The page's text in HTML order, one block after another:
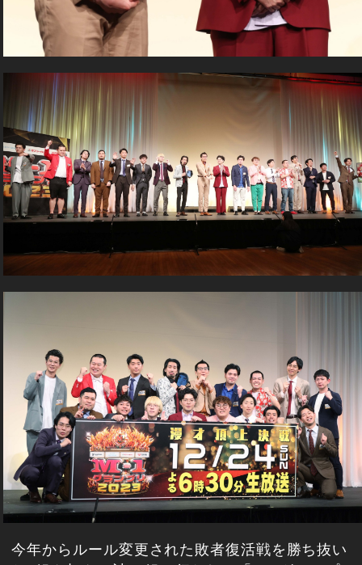
今年からルール変更された敗者復活戦を勝ち抜い